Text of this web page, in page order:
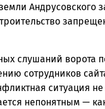
Андрусовского
слушаний ворота
сотрудников
ситуация
непонятным —